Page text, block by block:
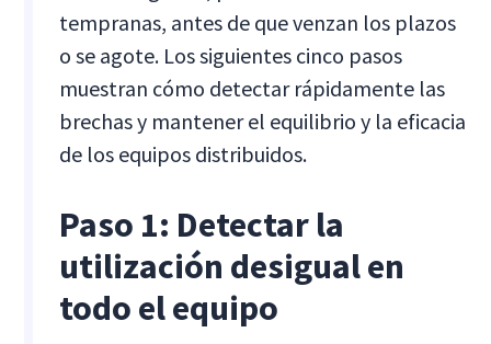
tempranas, antes de que venzan los plazos
o se agote. Los siguientes cinco pasos
muestran cómo detectar rápidamente las
brechas y mantener el equilibrio y la eficacia
de los equipos distribuidos.
Paso 1: Detectar la
utilización desigual en
todo el equipo